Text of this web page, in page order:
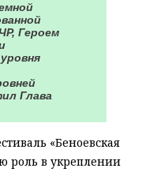
Героем
Глава
«Беноевская
роль в укреплении